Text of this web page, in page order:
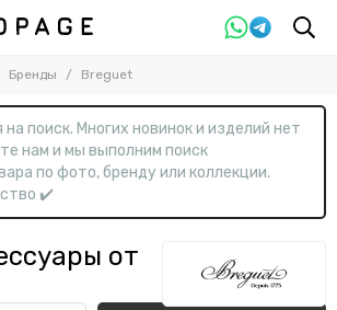
Adidas
Бренды Breguet
поиск. Многих новинок и изделий нет
нам и мы выполним поиск
по фото, бренду или коллекции.
✔️
от